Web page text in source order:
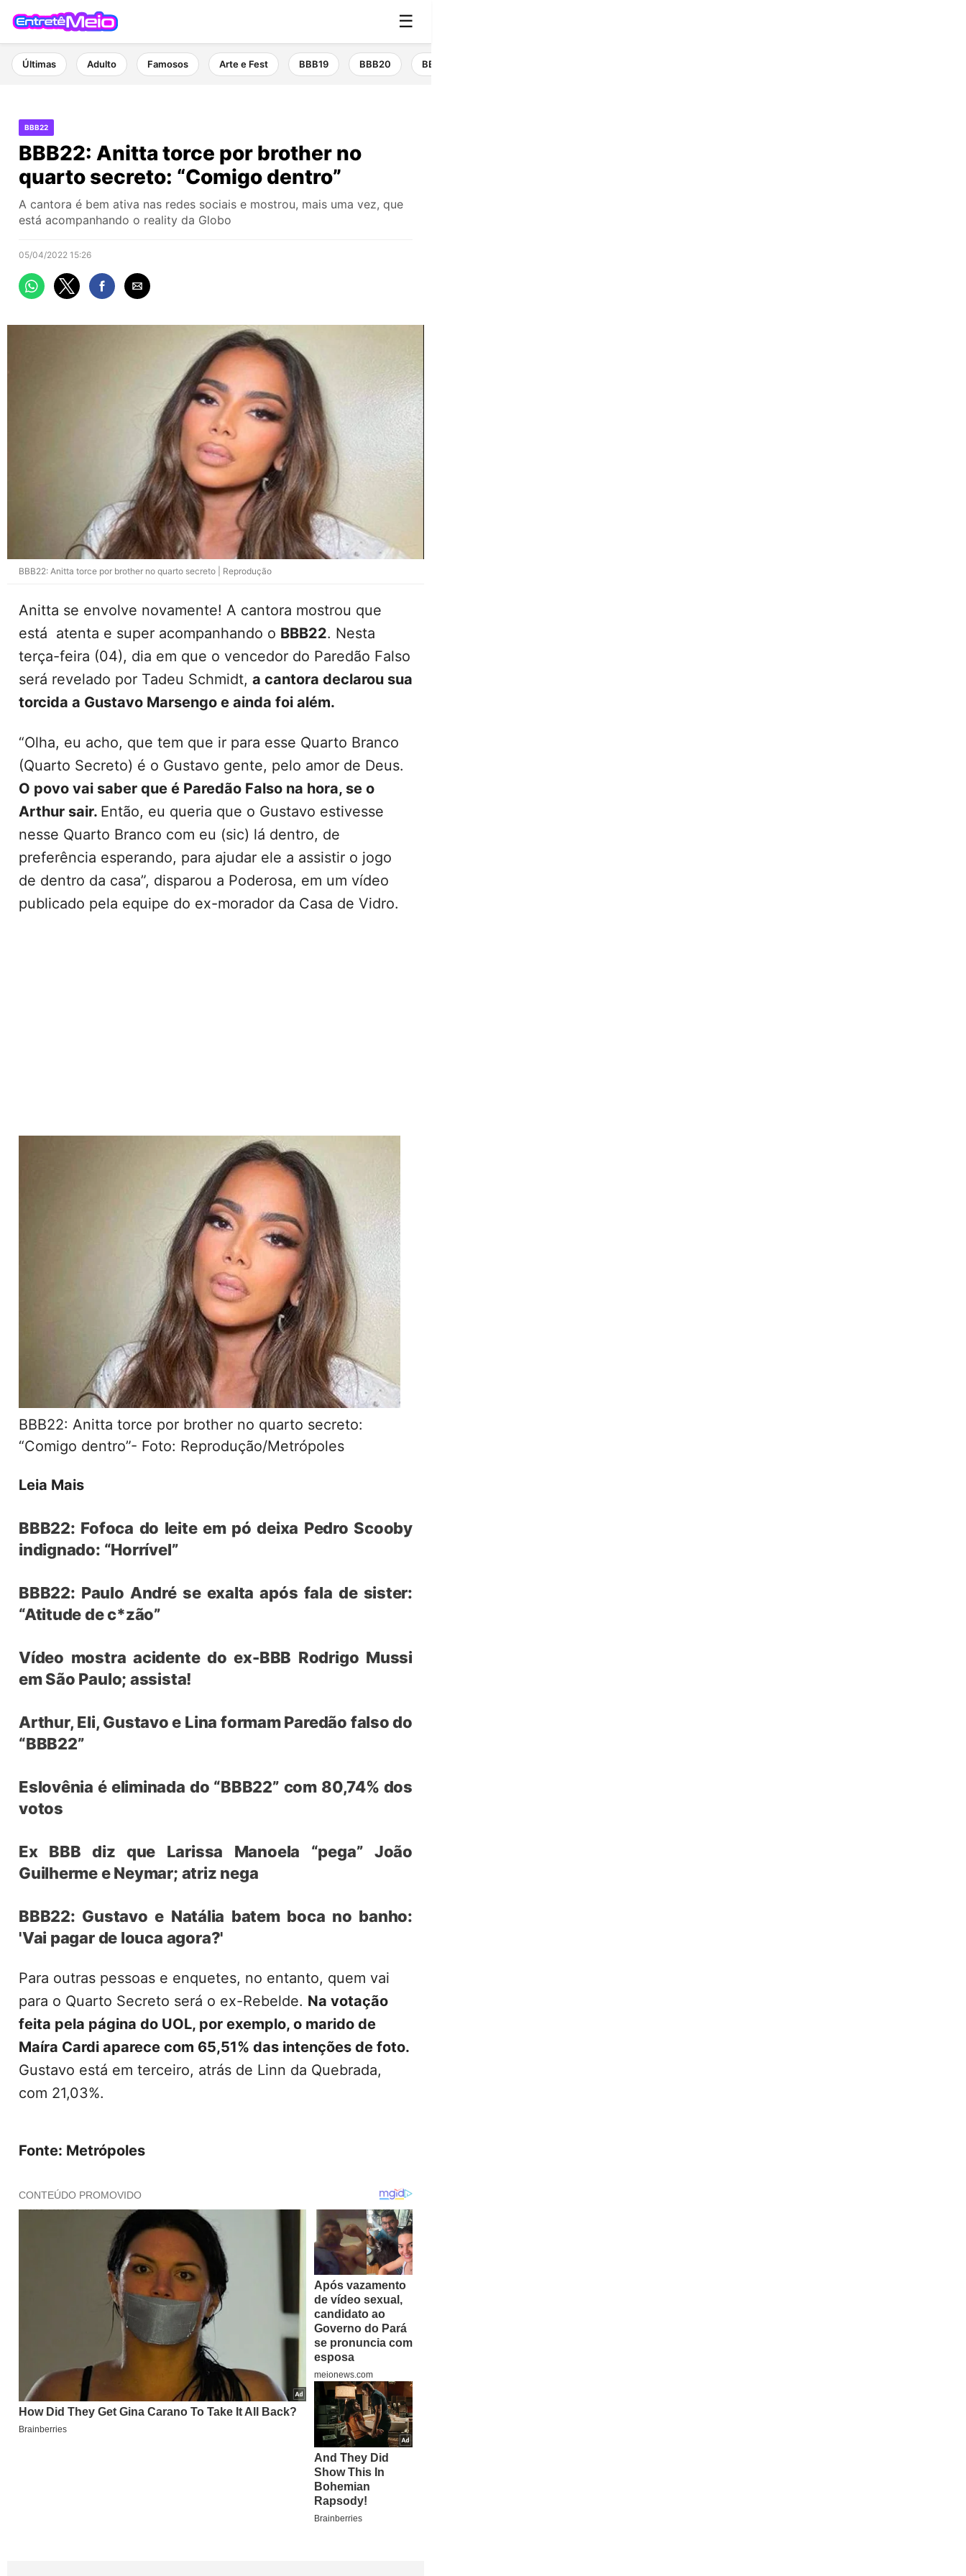
☰
Últimas Adulto Famosos Arte e Fest BBB19 BBB20 BBB21
BBB22
BBB22: Anitta torce por brother no
quarto secreto: “Comigo dentro”
A cantora é bem ativa nas redes sociais e mostrou, mais uma vez, que
está acompanhando o reality da Globo
05/04/2022 15:26
BBB22: Anitta torce por brother no quarto secreto | Reprodução
Anitta se envolve novamente! A cantora mostrou que
está atenta e super acompanhando o BBB22. Nesta
terça-feira (04), dia em que o vencedor do Paredão Falso
será revelado por Tadeu Schmidt, a cantora declarou sua
torcida a Gustavo Marsengo e ainda foi além.
“Olha, eu acho, que tem que ir para esse Quarto Branco
(Quarto Secreto) é o Gustavo gente, pelo amor de Deus.
O povo vai saber que é Paredão Falso na hora, se o
Arthur sair. Então, eu queria que o Gustavo estivesse
nesse Quarto Branco com eu (sic) lá dentro, de
preferência esperando, para ajudar ele a assistir o jogo
de dentro da casa”, disparou a Poderosa, em um vídeo
publicado pela equipe do ex-morador da Casa de Vidro.
BBB22: Anitta torce por brother no quarto secreto:
“Comigo dentro”- Foto: Reprodução/Metrópoles
Leia Mais
BBB22: Fofoca do leite em pó deixa Pedro Scooby
indignado: “Horrível”
BBB22: Paulo André se exalta após fala de sister:
“Atitude de c*zão”
Vídeo mostra acidente do ex-BBB Rodrigo Mussi
em São Paulo; assista!
Arthur, Eli, Gustavo e Lina formam Paredão falso do
“BBB22”
Eslovênia é eliminada do “BBB22” com 80,74% dos
votos
Ex BBB diz que Larissa Manoela “pega” João
Guilherme e Neymar; atriz nega
BBB22: Gustavo e Natália batem boca no banho:
'Vai pagar de louca agora?'
Para outras pessoas e enquetes, no entanto, quem vai
para o Quarto Secreto será o ex-Rebelde. Na votação
feita pela página do UOL, por exemplo, o marido de
Maíra Cardi aparece com 65,51% das intenções de foto.
Gustavo está em terceiro, atrás de Linn da Quebrada,
com 21,03%.
Fonte: Metrópoles